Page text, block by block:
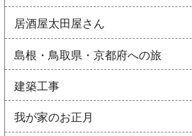
居酒屋太田屋さん
島根・鳥取県・京都府への旅
建築工事
我が家のお正月